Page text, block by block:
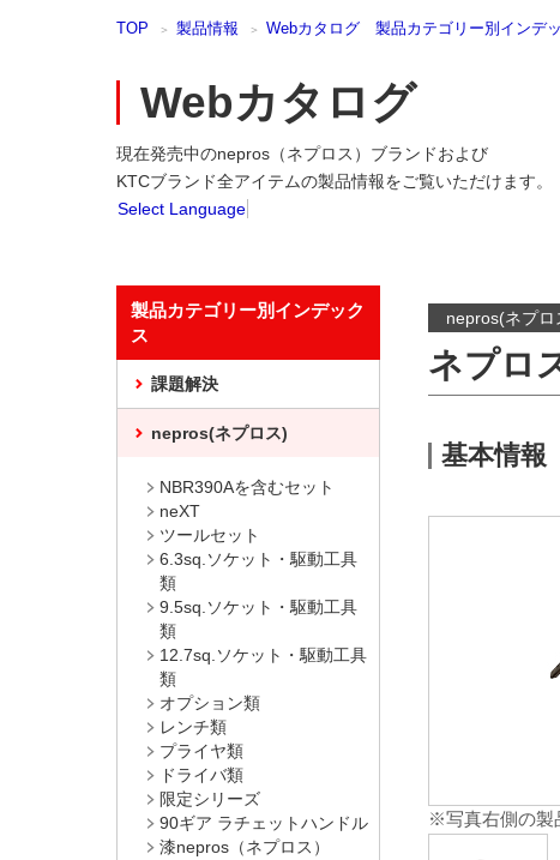
TOP 製品情報 Webカタログ 製品カテゴリー別インデ
Webカタログ
現在発売中のnepros（ネプロス）ブランドおよび
KTCブランド全アイテムの製品情報をご覧いただけます。
Select Language
nepros(ネプロ
ネプロ
基本情報
※写真右側の製
製品カテゴリー別インデック
ス
課題解決
nepros(ネプロス)
NBR390Aを含むセット
neXT
ツールセット
6.3sq.ソケット・駆動工具
類
9.5sq.ソケット・駆動工具
類
12.7sq.ソケット・駆動工具
類
オプション類
レンチ類
プライヤ類
ドライバ類
限定シリーズ
90ギア ラチェットハンドル
漆nepros（ネプロス）